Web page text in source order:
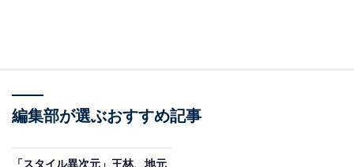
編集部が選ぶおすすめ記事
「スタイル異次元」王林、地元